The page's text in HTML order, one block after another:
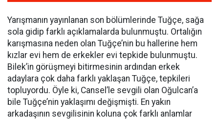
Yarışmanın yayınlanan son bölümlerinde Tuğçe, sağa
sola gidip farklı açıklamalarda bulunmuştu. Ortalığın
karışmasına neden olan Tuğçe’nin bu hallerine hem
kızlar evi hem de erkekler evi tepkide bulunmuştu.
Bilek’in görüşmeyi bitirmesinin ardından erkek
adaylara çok daha farklı yaklaşan Tuğçe, tepkileri
topluyordu. Öyle ki, Cansel’le sevgili olan Oğulcan’a
bile Tuğçe’nin yaklaşımı değişmişti. En yakın
arkadaşının sevgilisinin koluna çok farklı anlamlar